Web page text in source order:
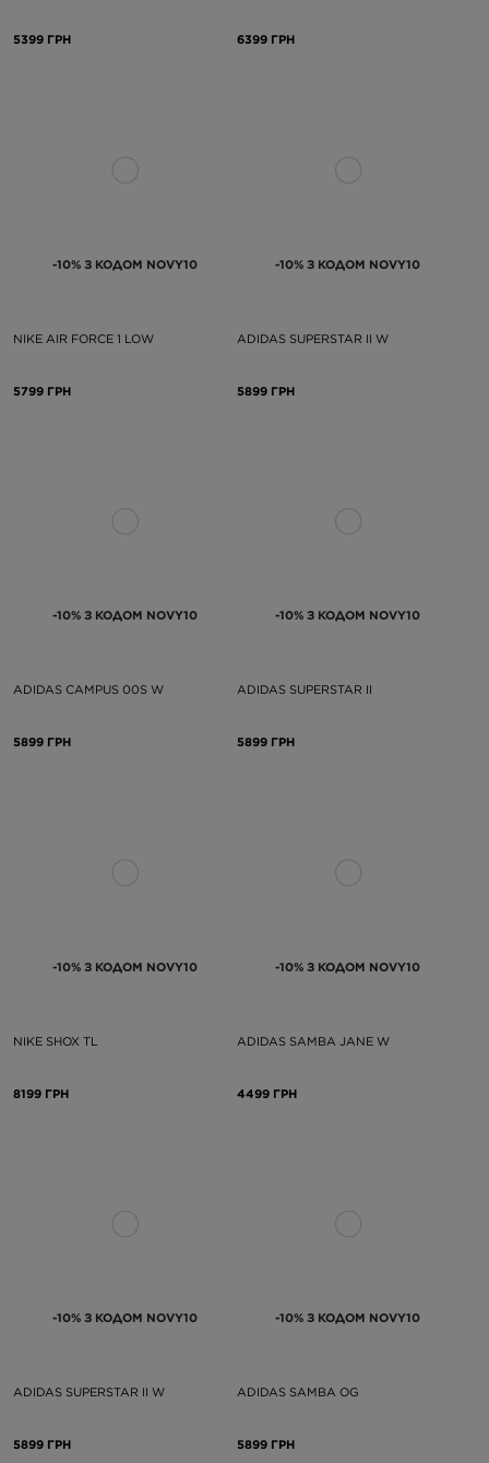
5399 ГРН 6399 ГРН
-10% З КОДОМ NOVY10
NIKE AIR FORCE 1 LOW
5799 ГРН
-10% З КОДОМ NOVY10
ADIDAS SUPERSTAR II W
5899 ГРН
-10% З КОДОМ NOVY10
ADIDAS CAMPUS 00S W
5899 ГРН
-10% З КОДОМ NOVY10
ADIDAS SUPERSTAR II
5899 ГРН
-10% З КОДОМ NOVY10
NIKE SHOX TL
8199 ГРН
-10% З КОДОМ NOVY10
ADIDAS SAMBA JANE W
4499 ГРН
-10% З КОДОМ NOVY10
ADIDAS SUPERSTAR II W
5899 ГРН
-10% З КОДОМ NOVY10
ADIDAS SAMBA OG
5899 ГРН